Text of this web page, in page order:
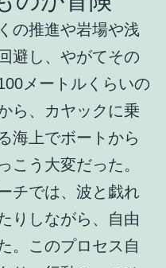
の推進や岩場や浅
避し、やがてその
メートルくらいの
ら、カヤックに乗
海上でボートから
こう大変だった。
チでは、波と戯れ
りしながら、自由
。このプロセス自